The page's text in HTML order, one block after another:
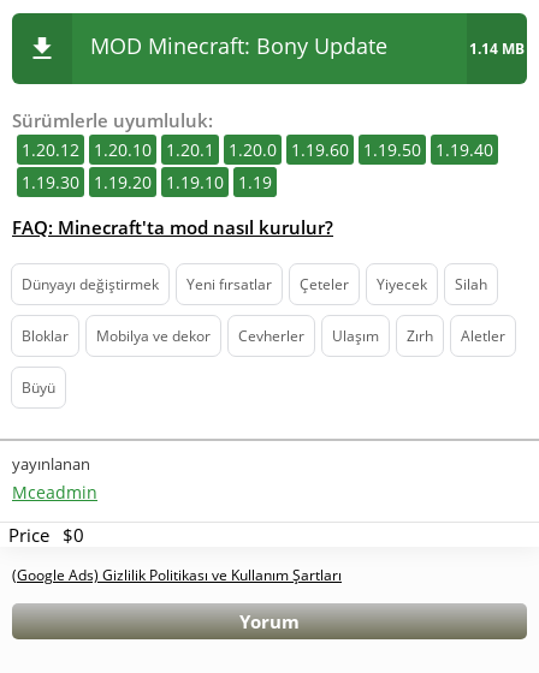
MOD Minecraft: Bony Update 1.14 MB
Sürümlerle uyumluluk:
1.20.12 1.20.10 1.20.1 1.20.0 1.19.60 1.19.50
1.19.40
1.19.30
1.19.20 1.19.10 1.19
FAQ: Minecraft'ta mod nasıl kurulur?
Dünyayı değiştirmek Yeni fırsatlar Çeteler Yiyecek Silah
Bloklar Mobilya ve dekor Cevherler Ulaşım Zırh Aletler
Büyü
yayınlanan
Mceadmin
Price $0
(Google Ads) Gizlilik Politikası ve Kullanım Şartları
Yorum